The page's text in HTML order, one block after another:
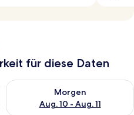
für diese Daten
heute Nacht, Aug. 9 - Aug.
Morgen
Aug. 10 - Aug. 11
Überprüfe die Verfügbarkeit